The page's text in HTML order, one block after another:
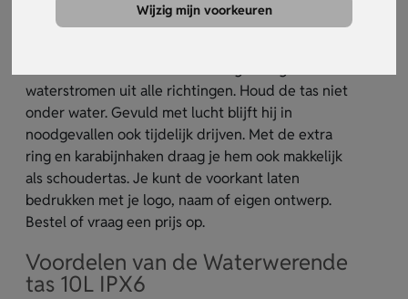
Wijzig mijn voorkeuren
Waterwerende tas 10L IPX6 is ideaal voor op het
waterstromen uit alle richtingen. Houd de tas niet
onder water. Gevuld met lucht blijft hij in
noodgevallen ook tijdelijk drijven. Met de extra
ring en karabijnhaken draag je hem ook makkelijk
als schoudertas. Je kunt de voorkant laten
bedrukken met je logo, naam of eigen ontwerp.
Bestel of vraag een prijs op.
Voordelen van de Waterwerende
tas 10L IPX6